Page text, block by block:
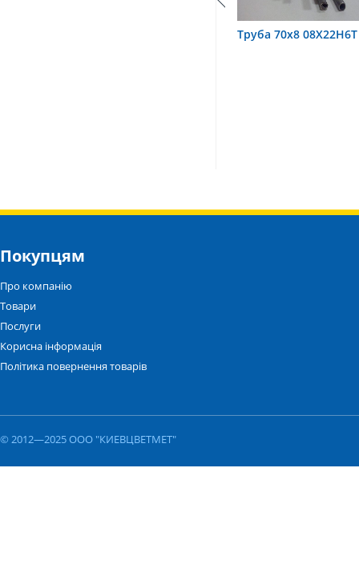
Труба 70х8 08Х22Н6Т
Покупцям
Про компанію
Товари
Послуги
Корисна інформація
Політика повернення товарів
© 2012—2025 ООО "КИЕВЦВЕТМЕТ"